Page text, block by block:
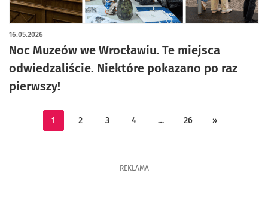
Noc Muzeów we Wrocławiu. Te miejsca
odwiedzaliście. Niektóre pokazano po raz
pierwszy!
16.05.2026
artykuł z galerią zdjęć
1 2 3 4 … 26 »
REKLAMA